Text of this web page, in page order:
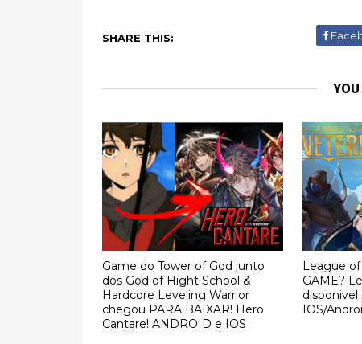
SHARE THIS:
Game do Tower of God junto
dos God of Hight School &
Hardcore Leveling Warrior
chegou PARA BAIXAR! Hero
Cantare! ANDROID e IOS
League
GAME?
disponivel
IOS/